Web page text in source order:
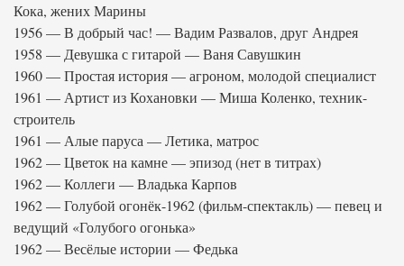
Кока, жених Марины
1956 — В добрый час! — Вадим Развалов, друг Андрея
1958 — Девушка с гитарой — Ваня Савушкин
1960 — Простая история — агроном, молодой специалист
1961 — Артист из Кохановки — Миша Коленко, техник-
строитель
1961 — Алые паруса — Летика, матрос
1962 — Цветок на камне — эпизод (нет в титрах)
1962 — Коллеги — Владька Карпов
1962 — Голубой огонёк-1962 (фильм-спектакль) — певец и
ведущий «Голубого огонька»
1962 — Весёлые истории — Федька